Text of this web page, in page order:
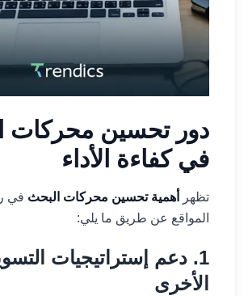
دور تحسين محركات
في كفاءة الأداء
تظهر أهمية تحسين محركات البحث في
المواقع عن طريق ما يلي:
1. دعم إستراتيجيات
الأخرى